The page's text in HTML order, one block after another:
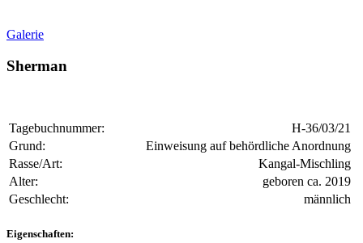
Galerie
Sherman
Tagebuchnummer:
H-36/03/21
Grund:
Einweisung auf behördliche Anordnung
Rasse/Art:
Kangal-Mischling
Alter:
geboren ca. 2019
Geschlecht:
männlich
Eigenschaften: